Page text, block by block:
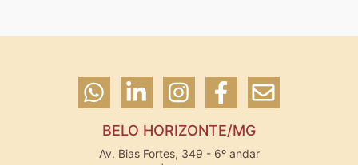
BELO HORIZONTE/MG
Av. Bias Fortes, 349 - 6º andar